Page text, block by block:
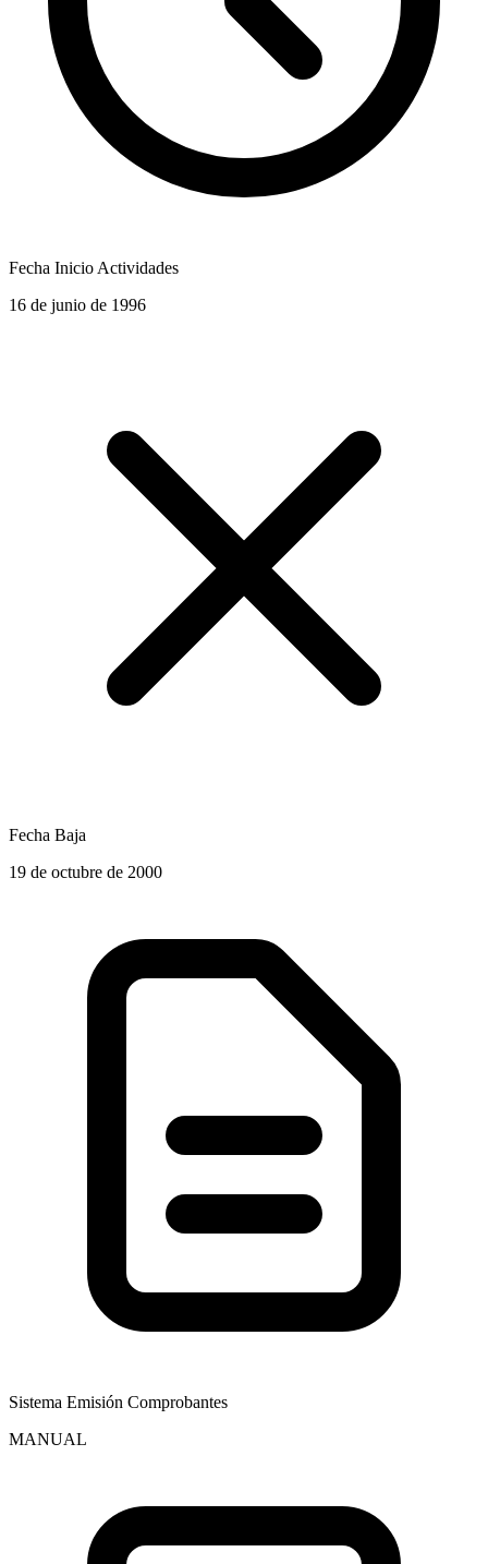
Fecha Inicio Actividades
16 de junio de 1996
Fecha Baja
19 de octubre de 2000
Sistema Emisión Comprobantes
MANUAL